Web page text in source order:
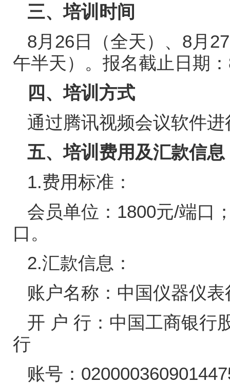
三、培训时间
8月 26日（全天）、 8月 27
午半天）。报名截止日期：
四、培训方式
通过腾讯视频会议软件
五、培训费用及汇款信息
1.费用标准：
会员单位： 1800元/端口
口。
2.汇款信息：
账户名称：中国仪器仪
开 户 行：中国工商银行
行
账号：